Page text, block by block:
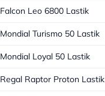
Falcon Leo 6800 Lastik
Mondial Turismo 50 Lastik
Mondial Loyal 50 Lastik
Regal Raptor Proton Lastik